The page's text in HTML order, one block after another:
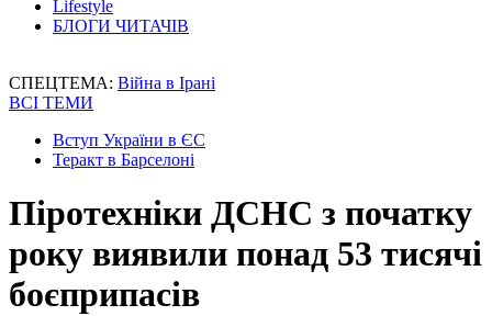
Lifestyle
БЛОГИ ЧИТАЧІВ
СПЕЦТЕМА: Війна в Ірані
ВСІ ТЕМИ
Вступ України в ЄС
Теракт в Барселоні
Піротехніки ДСНС з початку
року виявили понад 53 тисячі
боєприпасів